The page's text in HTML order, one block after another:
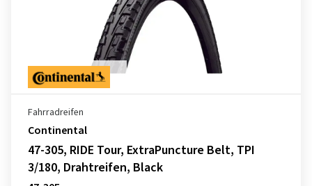
Fahrradreifen
Continental
47-305, RIDE Tour, ExtraPuncture Belt, TPI
3/180, Drahtreifen, Black